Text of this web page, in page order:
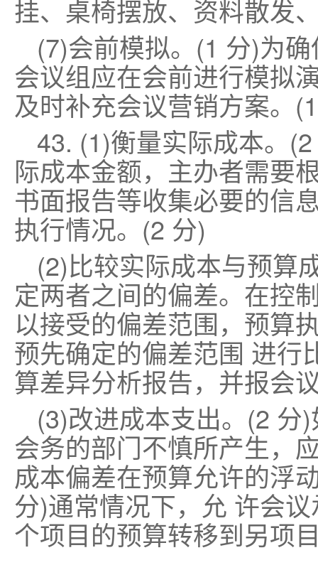
挂、桌椅摆放、资料散发
(7)会前模拟。(1 分)为
会议组应在会前进行模拟
及时补充会议营销方案。
43. (1)衡量实际成本。
际成本金额，主办者需要
书面报告等收集必要的信
执行情况。(2 分)
(2)比较实际成本与预算
定两者之间的偏差。在控
以接受的偏差范围，预算
预先确定的偏差范围 进行
算差异分析报告，并报会
(3)改进成本支出。(2 分
会务的部门不慎所产生，
成本偏差在预算允许的浮
分)通常情况下，允 许会
个项目的预算转移到另项